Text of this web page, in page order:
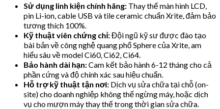
Sử dụng linh kiện chính hãng: Thay thế màn hình LCD,
pin Li-ion, cable USB và tile ceramic chuẩn Xrite, đảm bảo
tương thích 100%.
Kỹ thuật viên chứng chỉ:Đội ngũ kỹ sư được đào tạo
bài bản về công nghệ quang phổ Sphere của Xrite, am
hiểu sâu về model Ci60, Ci62, Ci64.
Bảo hành dài hạn:Cam kết bảo hành 6-12 tháng cho cả
phần cứng và độ chính xác sau hiệu chuẩn.
Hỗ trợ kỹ thuật tận nơi: Dịch vụ sửa chữa tại chỗ (on-
site) cho doanh nghiệp không thể ngừng máy, hoặc dịch
vụ cho mượn máy thay thế trong thời gian sửa chữa.